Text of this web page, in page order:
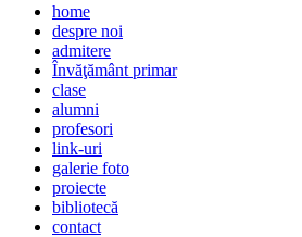
home
despre noi
admitere
Învăţământ primar
clase
alumni
profesori
link-uri
galerie foto
proiecte
bibliotecă
contact